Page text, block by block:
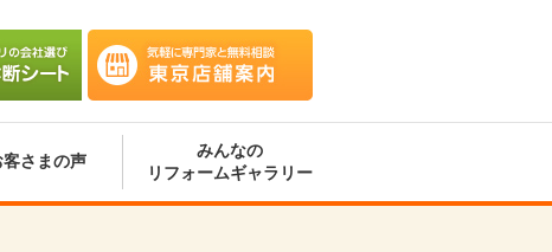
店舗案内
ト
客さまの声
みんなの
リフォームギャラリー